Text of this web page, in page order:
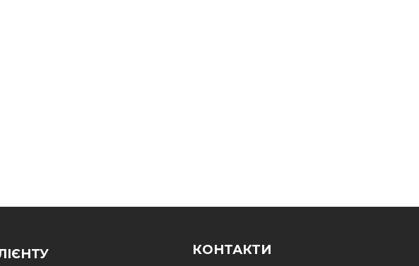
КОНТАКТИ